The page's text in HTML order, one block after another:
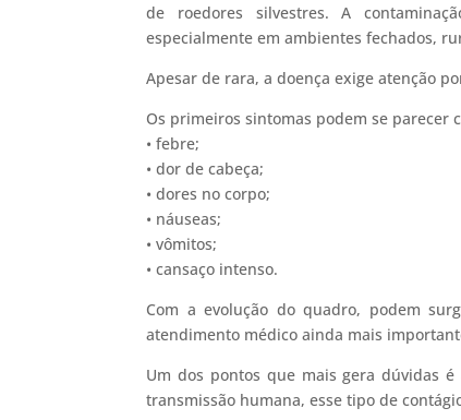
de roedores silvestres. A
especialmente em ambientes fechados,
Apesar de rara, a doença exige atenção
Os primeiros sintomas podem se parecer
• febre;
• dor de cabeça;
• dores no corpo;
• náuseas;
• vômitos;
• cansaço intenso.
Com a evolução do quadro, podem
atendimento médico ainda mais
Um dos pontos que mais gera dúvidas
transmissão humana, esse tipo de